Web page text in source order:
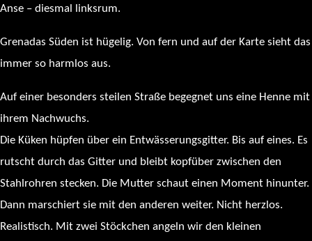
Anse – diesmal linksrum.
Grenadas Süden ist hügelig. Von fern und auf der Karte sieht das
immer so harmlos aus.
Auf einer besonders steilen Straße begegnet uns eine Henne mit
ihrem Nachwuchs.
Die Küken hüpfen über ein Entwässerungsgitter. Bis auf eines. Es
rutscht durch das Gitter und bleibt kopfüber zwischen den
Stahlrohren stecken. Die Mutter schaut einen Moment hinunter.
Dann marschiert sie mit den anderen weiter. Nicht herzlos.
Realistisch. Mit zwei Stöckchen angeln wir den kleinen